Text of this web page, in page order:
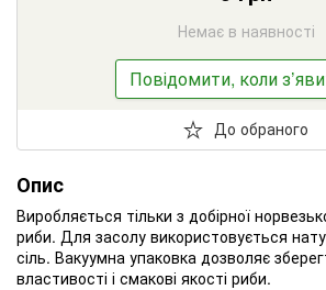
Немає в наявності
Повідомити, коли
До обраного
Опис
Виробляється тільки з добірної
риби. Для засолу використовується
сіль. Вакуумна упаковка дозволяє
властивості і смакові якості риби.